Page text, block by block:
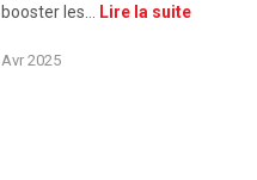
booster les…
Lire la suite
Avr 2025